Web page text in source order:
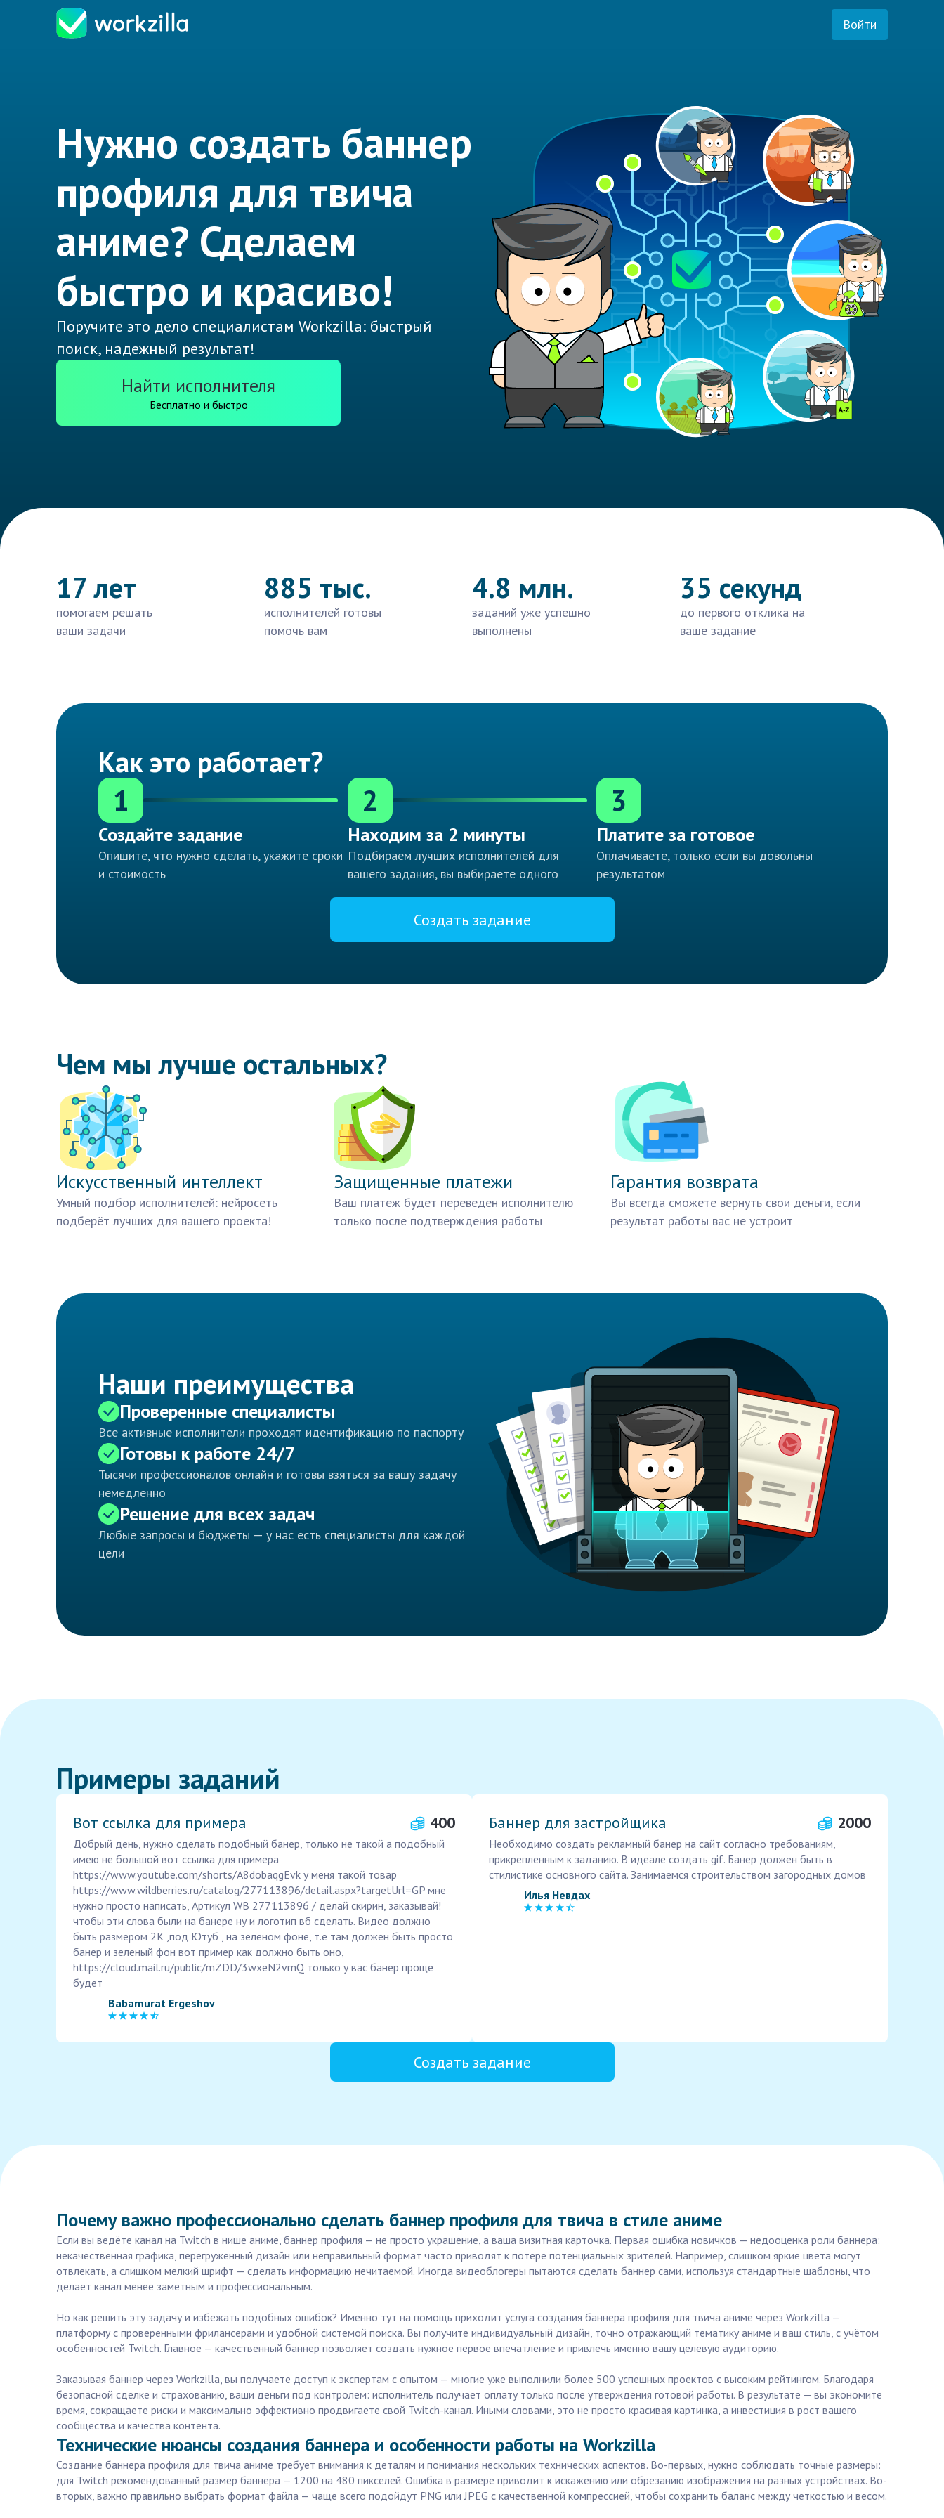
Войти
Нужно создать баннер
профиля для твича
аниме? Сделаем
быстро и красиво!
Поручите это дело специалистам Workzilla: быстрый
поиск, надежный результат!
Найти исполнителя
Бесплатно и быстро
17 лет
помогаем решать
ваши задачи
885 тыс.
исполнителей готовы
помочь вам
4.8 млн.
заданий уже успешно
выполнены
35 секунд
до первого отклика на
ваше задание
Как это работает?
1
Создайте задание
Опишите, что нужно сделать, укажите сроки
и стоимость
2
Находим за 2 минуты
Подбираем лучших исполнителей для
вашего задания, вы выбираете одного
3
Платите за готовое
Оплачиваете, только если вы довольны
результатом
Создать задание
Чем мы лучше остальных?
Искусственный интеллект
Умный подбор исполнителей: нейросеть
подберёт лучших для вашего проекта!
Защищенные платежи
Ваш платеж будет переведен исполнителю
только после подтверждения работы
Гарантия возврата
Вы всегда сможете вернуть свои деньги, если
результат работы вас не устроит
Наши преимущества
Проверенные специалисты
Все активные исполнители проходят идентификацию по паспорту
Готовы к работе 24/7
Тысячи профессионалов онлайн и готовы взяться за вашу задачу
немедленно
Решение для всех задач
Любые запросы и бюджеты — у нас есть специалисты для каждой
цели
Примеры заданий
Вот ссылка для примера 400
Добрый день, нужно сделать подобный банер, только не такой а подобный
имею не большой вот ссылка для примера
https://www.youtube.com/shorts/A8dobaqgEvk у меня такой товар
https://www.wildberries.ru/catalog/277113896/detail.aspx?targetUrl=GP мне
нужно просто написать, Артикул WB 277113896 / делай скирин, заказывай!
чтобы эти слова были на банере ну и логотип вб сделать. Видео должно
быть размером 2К ,под Ютуб , на зеленом фоне, т.е там должен быть просто
банер и зеленый фон вот пример как должно быть оно,
https://cloud.mail.ru/public/mZDD/3wxeN2vmQ только у вас банер проще
будет
Babamurat Ergeshov
Баннер для застройщика 2000
Необходимо создать рекламный банер на сайт согласно требованиям,
прикрепленным к заданию. В идеале создать gif. Банер должен быть в
стилистике основного сайта. Занимаемся строительством загородных домов
Илья Невдах
Создать задание
Почему важно профессионально сделать баннер профиля для твича в стиле аниме
Если вы ведёте канал на Twitch в нише аниме, баннер профиля — не просто украшение, а ваша визитная карточка. Первая ошибка новичков — недооценка роли баннера:
некачественная графика, перегруженный дизайн или неправильный формат часто приводят к потере потенциальных зрителей. Например, слишком яркие цвета могут
отвлекать, а слишком мелкий шрифт — сделать информацию нечитаемой. Иногда видеоблогеры пытаются сделать баннер сами, используя стандартные шаблоны, что
делает канал менее заметным и профессиональным.
Но как решить эту задачу и избежать подобных ошибок? Именно тут на помощь приходит услуга создания баннера профиля для твича аниме через Workzilla —
платформу с проверенными фрилансерами и удобной системой поиска. Вы получите индивидуальный дизайн, точно отражающий тематику аниме и ваш стиль, с учётом
особенностей Twitch. Главное — качественный баннер позволяет создать нужное первое впечатление и привлечь именно вашу целевую аудиторию.
Заказывая баннер через Workzilla, вы получаете доступ к экспертам с опытом — многие уже выполнили более 500 успешных проектов с высоким рейтингом. Благодаря
безопасной сделке и страхованию, ваши деньги под контролем: исполнитель получает оплату только после утверждения готовой работы. В результате — вы экономите
время, сокращаете риски и максимально эффективно продвигаете свой Twitch-канал. Иными словами, это не просто красивая картинка, а инвестиция в рост вашего
сообщества и качества контента.
Технические нюансы создания баннера и особенности работы на Workzilla
Создание баннера профиля для твича аниме требует внимания к деталям и понимания нескольких технических аспектов. Во-первых, нужно соблюдать точные размеры:
для Twitch рекомендованный размер баннера — 1200 на 480 пикселей. Ошибка в размере приводит к искажению или обрезанию изображения на разных устройствах. Во-
вторых, важно правильно выбрать формат файла — чаще всего подойдут PNG или JPEG с качественной компрессией, чтобы сохранить баланс между четкостью и весом.